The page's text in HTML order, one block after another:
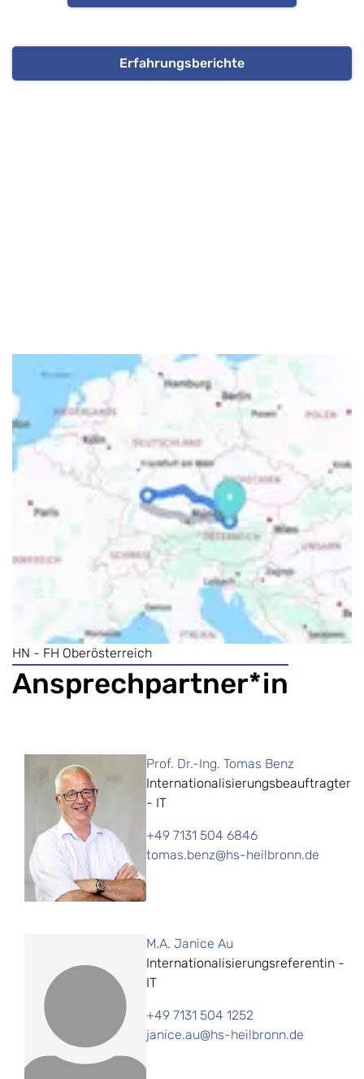
Erfahrungsberichte
HN - FH Oberösterreich
Ansprechpartner*in
Prof. Dr.-Ing. Tomas Benz
Internationalisierungsbeauftragter
- IT
+49 7131 504 6846
tomas.benz@hs-heilbronn.de
M.A. Janice Au
Internationalisierungsreferentin -
IT
+49 7131 504 1252
janice.au@hs-heilbronn.de